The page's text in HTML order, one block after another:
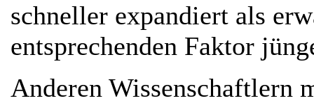
schneller expandiert als
entsprechenden Faktor
Anderen Wissenschaftlern